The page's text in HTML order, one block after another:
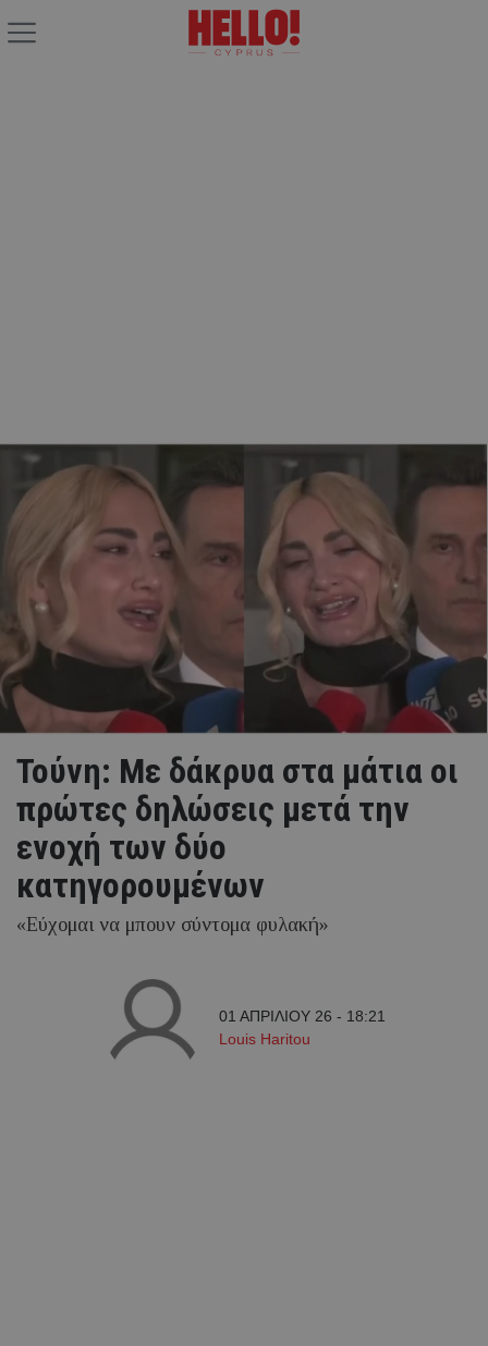
Τούνη: Με δάκρυα στα μάτια οι
πρώτες δηλώσεις μετά την
ενοχή των δύο
κατηγορουμένων
«Εύχομαι να μπουν σύντομα φυλακή»
01 ΑΠΡΙΛΙΟΥ 26 - 18:21
Louis Haritou